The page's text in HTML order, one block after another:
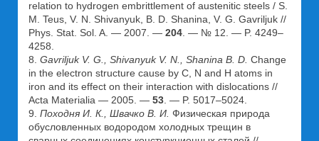
relation to hydrogen embrittlement of austenitic steels / S.
M. Teus, V. N. Shivanyuk, B. D. Shanina, V. G. Gavriljuk //
Phys. Stat. Sol. A. — 2007. — 204 . — № 12. — P. 4249–
4258.
8. Gavriljuk V. G., Shivanyuk V. N., Shanina B. D. Change
in the electron structure cause by C, N and H atoms in
iron and its effect on their interaction with dislocations //
Acta Materialia — 2005. — 53 . — P. 5017–5024.
9. Походня И. К., Швачко В. И. Физическая природа
обусловленных водородом холодных трещин в